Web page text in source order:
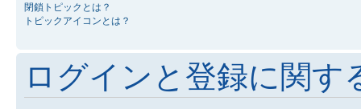
閉鎖トピックとは？
トピックアイコンとは？
ログインと登録に関す